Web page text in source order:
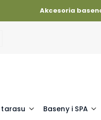
Akcesoria
tarasu Baseny i SPA